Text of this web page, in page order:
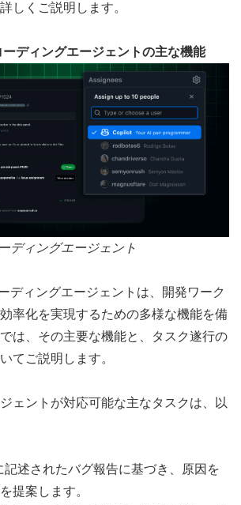
しくご説明します。
ディングエージェントの主な機能
ディングエージェント
ディングエージェントは、開発ワーク
率化を実現するための多様な機能を備
は、その主要な機能と、タスク遂行の
てご説明します。
ェントが対応可能な主なタスクは、以
記述されたバグ報告に基づき、原因を
提案します。